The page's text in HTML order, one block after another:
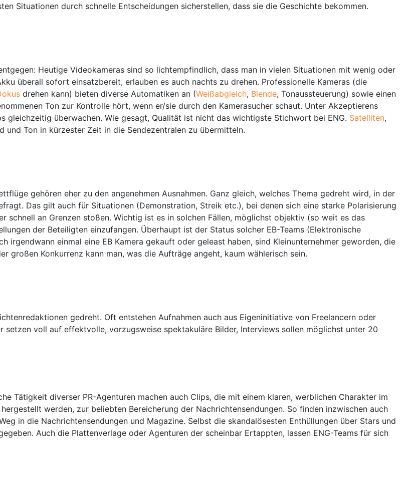
Situationen durch schnelle Entscheidungen sicherstellen, dass sie die Geschichte bekommen.
Heutige Videokameras sind so lichtempfindlich, dass man in vielen Situationen mit wenig oder
überall sofort einsatzbereit, erlauben es auch nachts zu drehen. Professionelle Kameras (die
drehen kann) bieten diverse Automatiken an (Weißabgleich, Blende, Tonaussteuerung) sowie einen
Ton zur Kontrolle hört, wenn er/sie durch den Kamerasucher schaut. Unter Akzeptierens
gleichzeitig überwachen. Wie gesagt, Qualität ist nicht das wichtigste Stichwort bei ENG. Satelliten,
Ton in kürzester Zeit in die Sendezentralen zu übermitteln.
gehören eher zu den angenehmen Ausnahmen. Ganz gleich, welches Thema gedreht wird, in der
Das gilt auch für Situationen (Demonstration, Streik etc.), bei denen sich eine starke Polarisierung
schnell an Grenzen stoßen. Wichtig ist es in solchen Fällen, möglichst objektiv (so weit es das
der Beteiligten einzufangen. Überhaupt ist der Status solcher EB-Teams (Elektronische
irgendwann einmal eine EB Kamera gekauft oder geleast haben, sind Kleinunternehmer geworden, die
großen Konkurrenz kann man, was die Aufträge angeht, kaum wählerisch sein.
gedreht. Oft entstehen Aufnahmen auch aus Eigeninitiative von Freelancern oder
setzen voll auf effektvolle, vorzugsweise spektakuläre Bilder, Interviews sollen möglichst unter 20
Tätigkeit diverser PR-Agenturen machen auch Clips, die mit einem klaren, werblichen Charakter im
werden, zur beliebten Bereicherung der Nachrichtensendungen. So finden inzwischen auch
in die Nachrichtensendungen und Magazine. Selbst die skandalösesten Enthüllungen über Stars und
Auch die Plattenverlage oder Agenturen der scheinbar Ertappten, lassen ENG-Teams für sich